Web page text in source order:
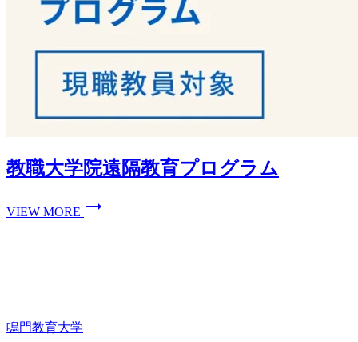
教職大学院遠隔教育プログラム
VIEW MORE trending_flat
鳴門教育大学